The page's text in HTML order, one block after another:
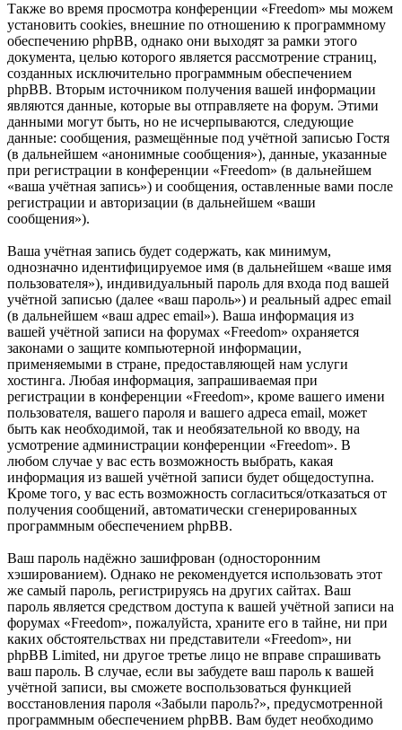
Также во время просмотра конференции «Freedom» мы можем
установить cookies, внешние по отношению к программному
обеспечению phpBB, однако они выходят за рамки этого
документа, целью которого является рассмотрение страниц,
созданных исключительно программным обеспечением
phpBB. Вторым источником получения вашей информации
являются данные, которые вы отправляете на форум. Этими
данными могут быть, но не исчерпываются, следующие
данные: сообщения, размещённые под учётной записью Гостя
(в дальнейшем «анонимные сообщения»), данные, указанные
при регистрации в конференции «Freedom» (в дальнейшем
«ваша учётная запись») и сообщения, оставленные вами после
регистрации и авторизации (в дальнейшем «ваши
сообщения»).
Ваша учётная запись будет содержать, как минимум,
однозначно идентифицируемое имя (в дальнейшем «ваше имя
пользователя»), индивидуальный пароль для входа под вашей
учётной записью (далее «ваш пароль») и реальный адрес email
(в дальнейшем «ваш адрес email»). Ваша информация из
вашей учётной записи на форумах «Freedom» охраняется
законами о защите компьютерной информации,
применяемыми в стране, предоставляющей нам услуги
хостинга. Любая информация, запрашиваемая при
регистрации в конференции «Freedom», кроме вашего имени
пользователя, вашего пароля и вашего адреса email, может
быть как необходимой, так и необязательной ко вводу, на
усмотрение администрации конференции «Freedom». В
любом случае у вас есть возможность выбрать, какая
информация из вашей учётной записи будет общедоступна.
Кроме того, у вас есть возможность согласиться/отказаться от
получения сообщений, автоматически сгенерированных
программным обеспечением phpBB.
Ваш пароль надёжно зашифрован (односторонним
хэшированием). Однако не рекомендуется использовать этот
же самый пароль, регистрируясь на других сайтах. Ваш
пароль является средством доступа к вашей учётной записи на
форумах «Freedom», пожалуйста, храните его в тайне, ни при
каких обстоятельствах ни представители «Freedom», ни
phpBB Limited, ни другое третье лицо не вправе спрашивать
ваш пароль. В случае, если вы забудете ваш пароль к вашей
учётной записи, вы сможете воспользоваться функцией
восстановления пароля «Забыли пароль?», предусмотренной
программным обеспечением phpBB. Вам будет необходимо